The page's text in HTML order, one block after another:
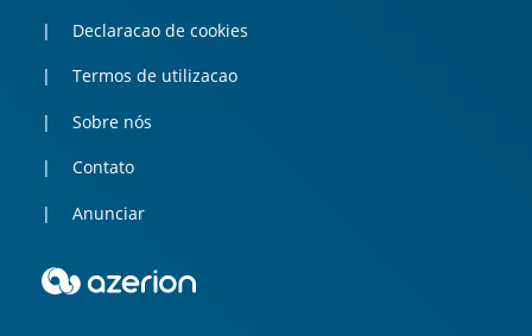
Declaracao de cookies
Termos de utilizacao
Sobre nós
Contato
Anunciar